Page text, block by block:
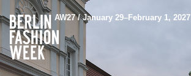
AW27 / January 29–February 1, 2027